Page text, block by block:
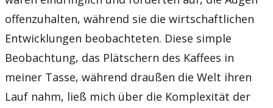
offenzuhalten, während sie die wirtschaftlichen
Entwicklungen beobachteten. Diese simple
Beobachtung, das Plätschern des Kaffees in
meiner Tasse, während draußen die Welt ihren
Lauf nahm, ließ mich über die Komplexität der